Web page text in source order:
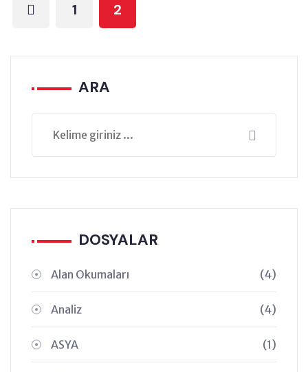
1 2
ARA
DOSYALAR
Alan Okumaları (4)
Analiz (4)
ASYA (1)